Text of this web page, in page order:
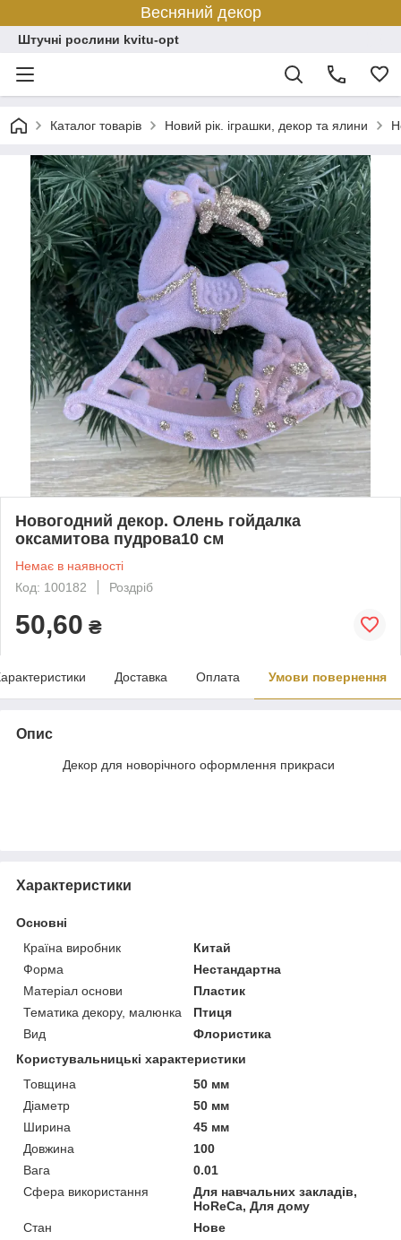
Весняний декор
Штучні рослини kvitu-opt
Каталог товарів Новий рік. іграшки, декор та ялини
Новогодний декор. Олень гойдалка
оксамитова пудрова10 см
Немає в наявності
Код: 100182
Роздріб
50,60 ₴
Доставка Оплата Умови повернення
Опис
Декор для новорічного оформлення прикраси
Характеристики
Основні
Країна виробник
Китай
Форма
Нестандартна
Матеріал основи
Пластик
Тематика декору, малюнка
Птиця
Вид
Флористика
Користувальницькі характеристики
Товщина
50 мм
Діаметр
50 мм
Ширина
45 мм
Довжина
100
Вага
0.01
Сфера використання
Для навчальних закладів,
HoReCa, Для дому
Стан
Нове